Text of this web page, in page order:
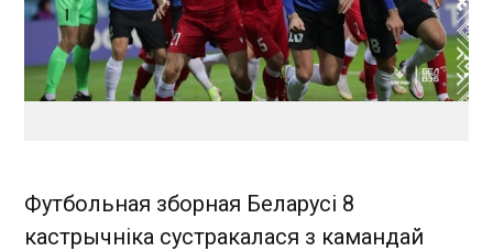
Футбольная зборная Беларусі 8
кастрычніка сустракалася з камандай